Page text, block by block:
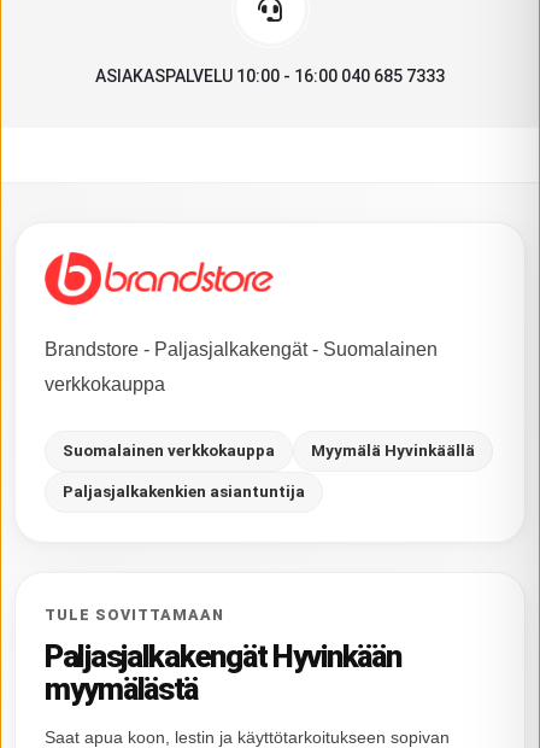
ASIAKASPALVELU 10:00 - 16:00 040 685 7333
Brandstore - Paljasjalkakengät - Suomalainen
verkkokauppa
Suomalainen verkkokauppa Myymälä Hyvinkäällä
Paljasjalkakenkien asiantuntija
TULE SOVITTAMAAN
Paljasjalkakengät Hyvinkään
myymälästä
Saat apua koon, lestin ja käyttötarkoitukseen sopivan